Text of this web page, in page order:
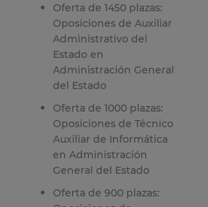
Oferta de 1450 plazas:
Oposiciones de Auxiliar
Administrativo del
Estado en
Administración General
del Estado
Oferta de 1000 plazas:
Oposiciones de Técnico
Auxiliar de Informática
en Administración
General del Estado
Oferta de 900 plazas: